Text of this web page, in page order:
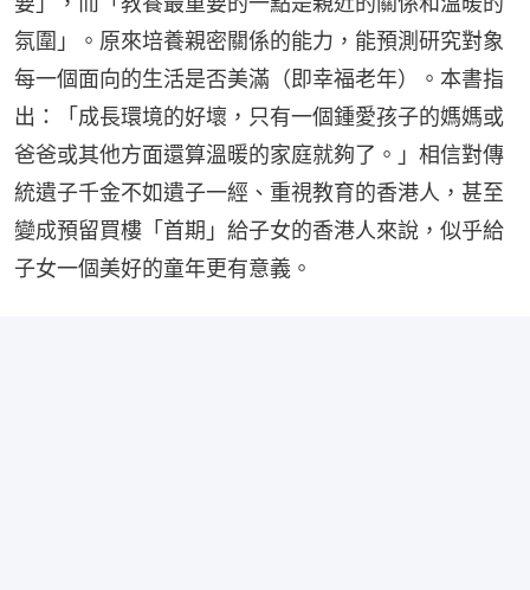
氛圍」。原來培養親密關係的能力，能預測研究對象
每一個面向的生活是否美滿（即幸福老年）。本書指
出：「成長環境的好壞，只有一個鍾愛孩子的媽媽或
爸爸或其他方面還算溫暖的家庭就夠了。」相信對傳
統遺子千金不如遺子一經、重視教育的香港人，甚至
變成預留買樓「首期」給子女的香港人來說，似乎給
子女一個美好的童年更有意義。